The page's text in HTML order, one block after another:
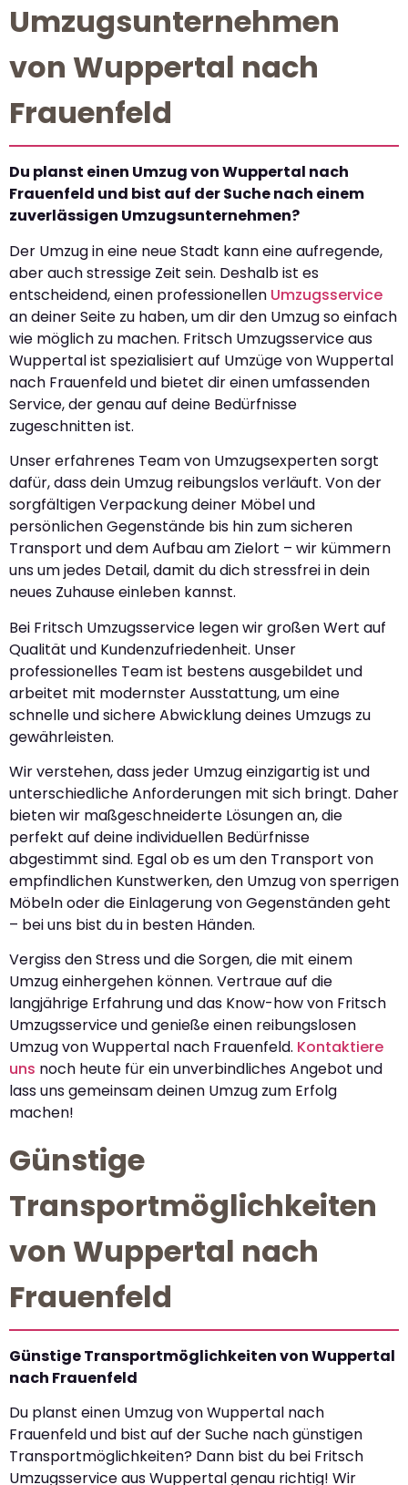
Umzugsunternehmen
von Wuppertal nach
Frauenfeld
Du planst einen Umzug von Wuppertal nach
Frauenfeld und bist auf der Suche nach einem
zuverlässigen Umzugsunternehmen?
Der Umzug in eine neue Stadt kann eine aufregende,
aber auch stressige Zeit sein. Deshalb ist es
entscheidend, einen professionellen Umzugsservice
an deiner Seite zu haben, um dir den Umzug so einfach
wie möglich zu machen. Fritsch Umzugsservice aus
Wuppertal ist spezialisiert auf Umzüge von Wuppertal
nach Frauenfeld und bietet dir einen umfassenden
Service, der genau auf deine Bedürfnisse
zugeschnitten ist.
Unser erfahrenes Team von Umzugsexperten sorgt
dafür, dass dein Umzug reibungslos verläuft. Von der
sorgfältigen Verpackung deiner Möbel und
persönlichen Gegenstände bis hin zum sicheren
Transport und dem Aufbau am Zielort – wir kümmern
uns um jedes Detail, damit du dich stressfrei in dein
neues Zuhause einleben kannst.
Bei Fritsch Umzugsservice legen wir großen Wert auf
Qualität und Kundenzufriedenheit. Unser
professionelles Team ist bestens ausgebildet und
arbeitet mit modernster Ausstattung, um eine
schnelle und sichere Abwicklung deines Umzugs zu
gewährleisten.
Wir verstehen, dass jeder Umzug einzigartig ist und
unterschiedliche Anforderungen mit sich bringt. Daher
bieten wir maßgeschneiderte Lösungen an, die
perfekt auf deine individuellen Bedürfnisse
abgestimmt sind. Egal ob es um den Transport von
empfindlichen Kunstwerken, den Umzug von sperrigen
Möbeln oder die Einlagerung von Gegenständen geht
– bei uns bist du in besten Händen.
Vergiss den Stress und die Sorgen, die mit einem
Umzug einhergehen können. Vertraue auf die
langjährige Erfahrung und das Know-how von Fritsch
Umzugsservice und genieße einen reibungslosen
Umzug von Wuppertal nach Frauenfeld. Kontaktiere
uns noch heute für ein unverbindliches Angebot und
lass uns gemeinsam deinen Umzug zum Erfolg
machen!
Günstige
Transportmöglichkeiten
von Wuppertal nach
Frauenfeld
Günstige Transportmöglichkeiten von Wuppertal
nach Frauenfeld
Du planst einen Umzug von Wuppertal nach
Frauenfeld und bist auf der Suche nach günstigen
Transportmöglichkeiten? Dann bist du bei Fritsch
Umzugsservice aus Wuppertal genau richtig! Wir